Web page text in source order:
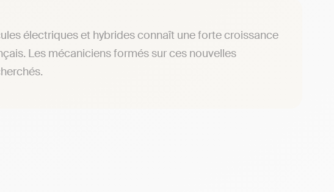
électriques et hybrides connaît une forte croissance
Les mécaniciens formés sur ces nouvelles